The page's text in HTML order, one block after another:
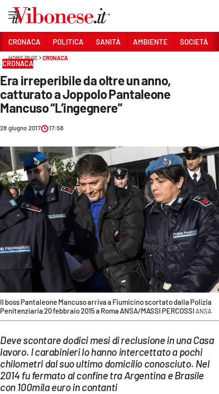
Sezioni
CRONACA
POLITICA
SOCIETÀ
CULTURA
ECONOMIA E LAVORO
EVENTI
SPORT
Streaming
LAC TV
LAC NETWORK
LaC
Network
LACPLAY.IT
CRONACA POLITICA SANITÀ AMBIENTE SOCIETÀ
HOME PAGE CRONACA
CRONACA
Era irreperibile da oltre un anno,
catturato a Joppolo Pantaleone
Mancuso “L’ingegnere”
Il boss Pantaleone Mancuso arriva a Fiumicino scortato dalla Polizia
Penitenziaria 20 febbraio 2015 a Roma ANSA/MASSI PERCOSSIANSA
28 giugno 2017 17:58
Deve scontare dodici mesi di reclusione in una Casa
lavoro. I carabinieri lo hanno intercettato a pochi
chilometri dal suo ultimo domicilio conosciuto. Nel
2014 fu fermato al confine tra Argentina e Brasile
con 100mila euro in contanti